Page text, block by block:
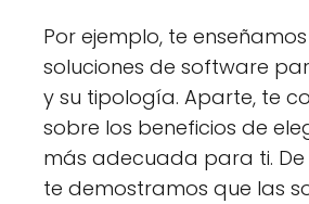
Por ejemplo, te
soluciones de software
y su tipología. Aparte, te
sobre los beneficios de
más adecuada para ti.
te demostramos que las